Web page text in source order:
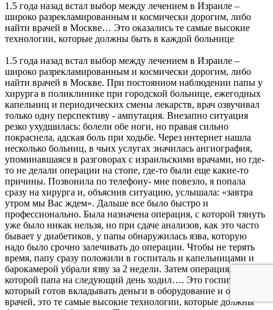
1.5 года назад встал выбор между лечением в Израиле –
широко разрекламированным и космически дорогим, либо
найти врачей в Москве… Это оказались те самые высокие
технологии, которые должны быть в каждой больнице
1.5 года назад встал выбор между лечением в Израиле –
широко разрекламированным и космически дорогим, либо
найти врачей в Москве. При постоянном наблюдении папы у
хирурга в поликлинике при городской больнице, ежегодных
капельниц и периодических смены лекарств, врач озвучивал
только одну перспективу - ампутация. Внезапно ситуация
резко ухудшилась: болели обе ноги, но правая сильно
покраснела, адская боль при ходьбе. Через интернет нашла
несколько больниц, в чьих услугах значилась ангиография,
упоминавшаяся в разговорах с израильскими врачами, но где-
то не делали операции на стопе, где-то были еще какие-то
причины. Позвонила по телефону- мне повезло, я попала
сразу на хирурга и, объяснив ситуацию, услышала: «завтра
утром мы Вас ждем». Дальше все было быстро и
профессионально. Была назначена операция, с которой тянуть
уже было никак нельзя, но при сдаче анализов, как это часто
бывает у диабетиков, у папы обнаружилась язва, которую
надо было срочно залечивать до операции. Чтобы не терять
время, папу сразу положили в госпиталь и капельницами и
барокамерой убрали язву за 2 недели. Затем операция, после
которой папа на следующий день ходил…. Это госпиталь,
который готов вкладывать деньги в оборудование и обучение
врачей, это те самые высокие технологии, которые должны